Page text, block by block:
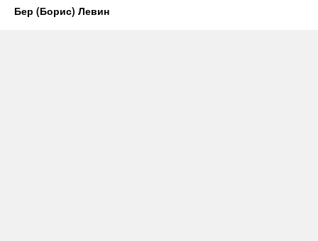
Бер (Борис) Левин